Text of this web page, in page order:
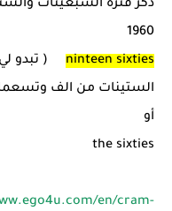
ذكر فترة السبعينات
1960
ninteen sixties
( تبدو
الستينات من الف
أو
the sixties
en/cram-